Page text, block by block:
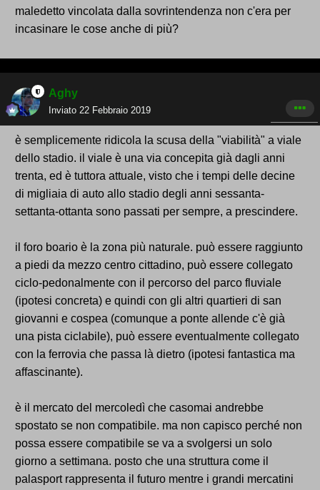
struttura che vive due volte l'anno, lontana dalla città,
estranea alla città.
maledetto vincolata dalla sovrintendenza non c'era per
incasinare le cose anche di più?
Aghy
Inviato 22 Febbraio 2019
è semplicemente ridicola la scusa della "viabilità" a viale
dello stadio. il viale è una via concepita già dagli anni
trenta, ed è tuttora attuale, visto che i tempi delle decine
di migliaia di auto allo stadio degli anni sessanta-
settanta-ottanta sono passati per sempre, a prescindere.
il foro boario è la zona più naturale. può essere raggiunto
a piedi da mezzo centro cittadino, può essere collegato
ciclo-pedonalmente con il percorso del parco fluviale
(ipotesi concreta) e quindi con gli altri quartieri di san
giovanni e cospea (comunque a ponte allende c'è già
una pista ciclabile), può essere eventualmente collegato
con la ferrovia che passa là dietro (ipotesi fantastica ma
affascinante).
è il mercato del mercoledì che casomai andrebbe
spostato se non compatibile. ma non capisco perché non
possa essere compatibile se va a svolgersi un solo
giorno a settimana. posto che una struttura come il
palasport rappresenta il futuro mentre i grandi mercatini